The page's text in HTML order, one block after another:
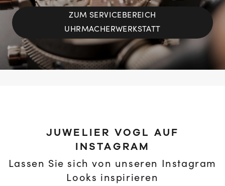
ZUM SERVICEBEREICH
UHRMACHERWERKSTATT
JUWELIER VOGL AUF
INSTAGRAM
Lassen Sie sich von unseren Instagram
Looks inspirieren